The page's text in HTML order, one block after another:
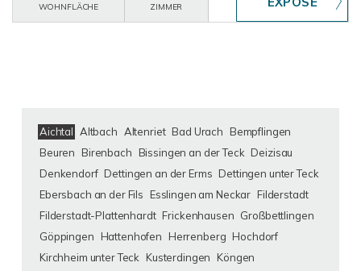
WOHNFLÄCHE
ZIMMER
Aichtal Altbach Altenriet Bad Urach
Bempflingen
Beuren
Birenbach Bissingen an der Teck Deizisau
Denkendorf Dettingen an der Erms Dettingen unter Teck
Ebersbach an der Fils
Esslingen am Neckar Filderstadt
Filderstadt-Plattenhardt Frickenhausen Großbettlingen
Göppingen
Hattenhofen Herrenberg Hochdorf
Kirchheim unter Teck
Kusterdingen
Köngen